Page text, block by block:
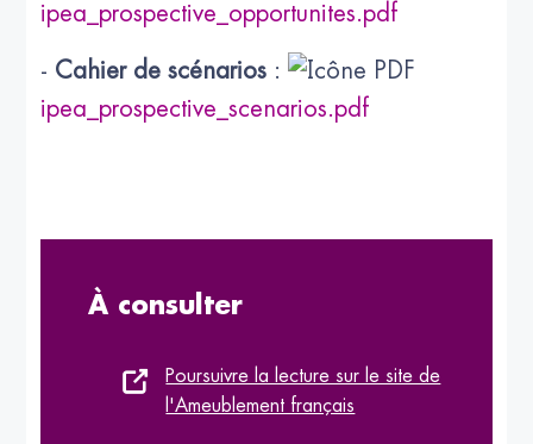
ipea_prospective_opportunites.pdf
- Cahier de scénarios :
ipea_prospective_scenarios.pdf
À consulter
Poursuivre la lecture sur le site de
l'Ameublement français